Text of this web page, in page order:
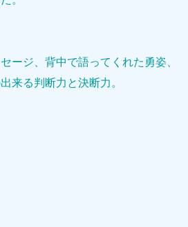
ージ、背中で語ってくれた勇姿、
来る判断力と決断力。